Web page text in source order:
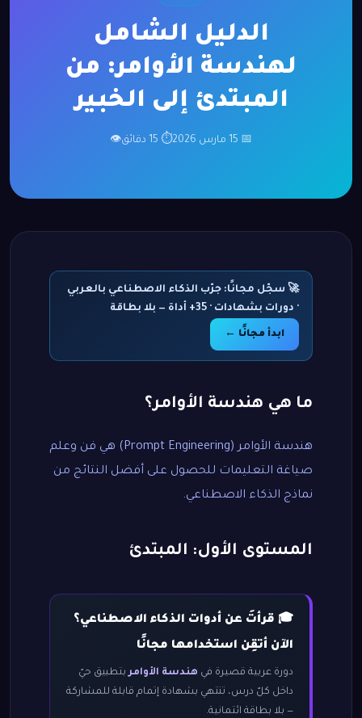
الدليل الشامل
لهندسة الأوامر: من
المبتدئ إلى الخبير
📅 15 مارس 2026 ⏱ 15 دقائق 👁
🚀 سجّل مجانًا: جرّب الذكاء الاصطناعي بالعربي
· دورات بشهادات · 35+ أداة — بلا بطاقة
ابدأ مجانًا ←
ما هي هندسة الأوامر؟
هندسة الأوامر (Prompt Engineering) هي فن وعلم
صياغة التعليمات للحصول على أفضل النتائج من
نماذج الذكاء الاصطناعي.
المستوى الأول: المبتدئ
🎓 قرأتَ عن أدوات الذكاء الاصطناعي؟
الآن أتقِن استخدامها مجانًا
دورة عربية قصيرة في هندسة الأوامربتطبيق حيّ
داخل كلّ درس، تنتهي بشهادة إتمام قابلة للمشاركة
— بلا بطاقة ائتمانية.